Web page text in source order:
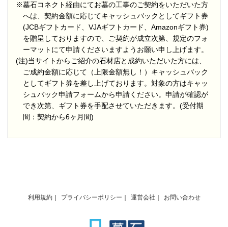
※墓石コネクト経由にてお墓の工事のご契約をいただいた方
へは、契約金額に応じてキャッシュバックとしてギフト券
(JCBギフトカード、VJAギフトカード、Amazonギフト券)
を贈呈しておりますので、ご契約が成立次第、規定のフォ
ーマットにて申請くださいますようお願い申し上げます。
(注)当サイトからご紹介の石材店と成約いただいた方には、
ご成約金額に応じて（上限金額無し！）キャッシュバック
としてギフト券を差し上げております。対象の方はキャッ
シュバック申請フォームから申請ください。申請が確認が
でき次第、ギフト券を手配させていただきます。(受付期
間：契約から6ヶ月間)
利用規約 プライバシーポリシー 運営会社 お問い合わせ